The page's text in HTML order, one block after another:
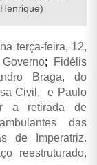
terça-feira, 12,
; Fidélis
Braga, do
Civil, e Paulo
a retirada de
das
de Imperatriz.
reestruturado,